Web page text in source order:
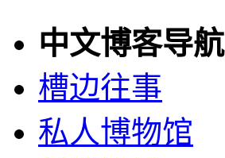
中文博客导航
槽边往事
私人博物馆